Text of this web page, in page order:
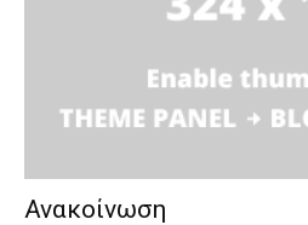
Ανακοίνωση